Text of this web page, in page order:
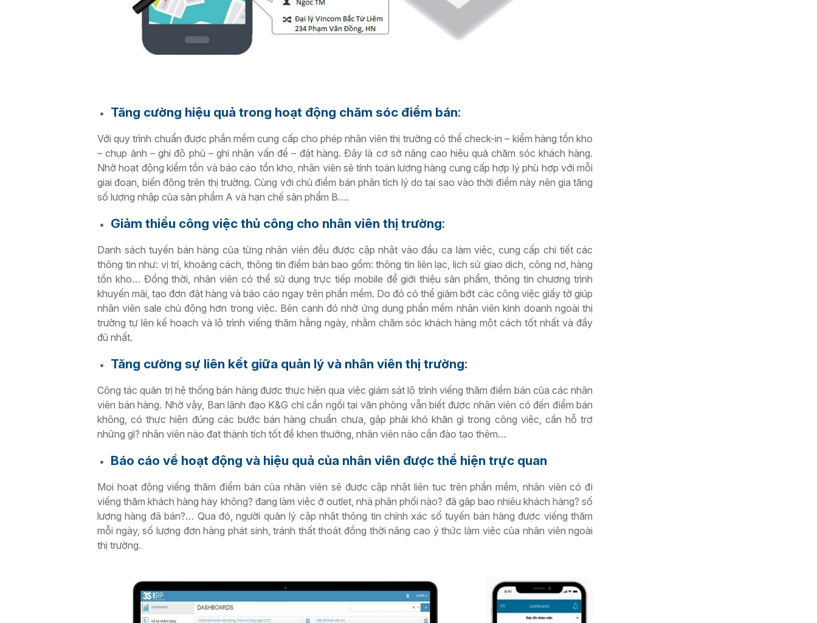
Tăng cường hiệu quả trong hoạt động chăm sóc điểm bán:
Với quy trình chuẩn được phần mềm cung cấp cho phép nhân viên thị trường có thể check-in – kiểm hàng tồn kho
– chụp ảnh – ghi độ phủ – ghi nhận vấn đề – đặt hàng. Đây là cơ sở nâng cao hiệu quả chăm sóc khách hàng.
Nhờ hoạt động kiểm tồn và báo cáo tồn kho, nhân viên sẽ tính toán lượng hàng cung cấp hợp lý phù hợp với mỗi
giai đoạn, biến động trên thị trường. Cùng với chủ điểm bán phân tích lý do tại sao vào thời điểm này nên gia tăng
số lượng nhập của sản phẩm A và hạn chế sản phẩm B….
Giảm thiểu công việc thủ công cho nhân viên thị trường:
Danh sách tuyến bán hàng của từng nhân viên đều được cập nhật vào đầu ca làm việc, cung cấp chi tiết các
thông tin như: vị trí, khoảng cách, thông tin điểm bán bao gồm: thông tin liên lạc, lịch sử giao dịch, công nợ, hàng
tồn kho… Đồng thời, nhân viên có thể sử dụng trực tiếp mobile để giới thiệu sản phẩm, thông tin chương trình
khuyến mãi, tạo đơn đặt hàng và báo cáo ngay trên phần mềm. Do đó có thể giảm bớt các công việc giấy tờ giúp
nhân viên sale chủ động hơn trong việc. Bên cạnh đó nhờ ứng dụng phần mềm nhân viên kinh doanh ngoài thị
trường tự lên kế hoạch và lộ trình viếng thăm hằng ngày, nhằm chăm sóc khách hàng một cách tốt nhất và đầy
đủ nhất.
Tăng cường sự liên kết giữa quản lý và nhân viên thị trường:
Công tác quản trị hệ thống bán hàng được thực hiện qua việc giám sát lộ trình viếng thăm điểm bán của các nhân
viên bán hàng. Nhờ vậy, Ban lãnh đạo K&G chỉ cần ngồi tại văn phòng vẫn biết được nhân viên có đến điểm bán
không, có thực hiện đúng các bước bán hàng chuẩn chưa, gặp phải khó khăn gì trong công việc, cần hỗ trợ
những gì? nhân viên nào đạt thành tích tốt để khen thưởng, nhân viên nào cần đào tạo thêm…
Báo cáo về hoạt động và hiệu quả của nhân viên được thể hiện trực quan
Mọi hoạt động viếng thăm điểm bán của nhân viên sẽ được cập nhật liên tục trên phần mềm, nhân viên có đi
viếng thăm khách hàng hay không? đang làm việc ở outlet, nhà phân phối nào? đã gặp bao nhiêu khách hàng? số
lượng hàng đã bán?… Qua đó, người quản lý cập nhật thông tin chính xác số tuyến bán hàng được viếng thăm
mỗi ngày, số lượng đơn hàng phát sinh, tránh thất thoát đồng thời nâng cao ý thức làm việc của nhân viên ngoài
thị trường.